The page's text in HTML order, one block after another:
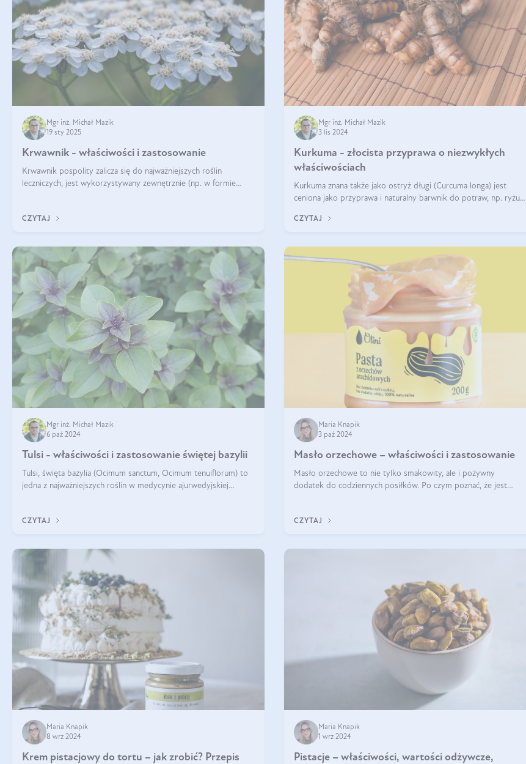
Mgr inż. Michał Mazik
19 sty 2025
Krwawnik - właściwości i zastosowanie
Krwawnik pospolity zalicza się do najważniejszych roślin
leczniczych, jest wykorzystywany zewnętrznie (np. w formie
CZYTAJ
Mgr inż. Michał Mazik
3 lis 2024
Kurkuma - złocista przyprawa o niezwykłych
właściwościach
Kurkuma znana także jako ostryż długi (Curcuma longa) jest
ceniona jako przyprawa i naturalny barwnik do potraw, np. ryżu
korzystanie z niej,
CZYTAJ
Mgr inż. Michał Mazik
6 paź 2024
Tulsi - właściwości i zastosowanie świętej bazylii
Tulsi, święta bazylia (Ocimum sanctum, Ocimum tenuiflorum) to
jedna z najważniejszych roślin w medycynie ajurwedyjskiej
CZYTAJ
Maria Knapik
3 paź 2024
Masło orzechowe – właściwości i zastosowanie
Masło orzechowe to nie tylko smakowity, ale i pożywny
dodatek do codziennych posiłków. Po czym poznać, że jest
CZYTAJ
Maria Knapik
8 wrz 2024
Krem pistacjowy do tortu – jak zrobić? Przepis
Maria Knapik
1 wrz 2024
Pistacje – właściwości, wartości odżywcze,